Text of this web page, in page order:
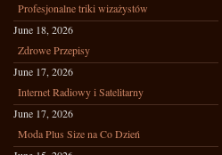
Profesjonalne triki wizażystów
June 18, 2026
Zdrowe Przepisy
June 17, 2026
Internet Radiowy i Satelitarny
June 17, 2026
Moda Plus Size na Co Dzień